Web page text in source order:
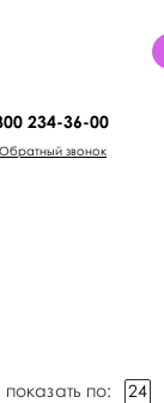
234-36-00
Обратный звонок
показать по: 24